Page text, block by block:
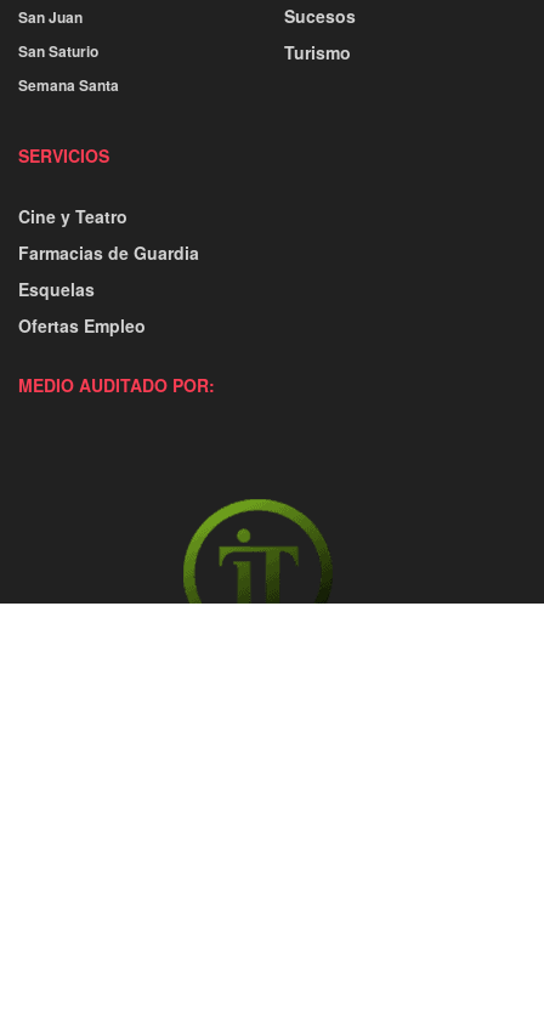
San Juan
San Saturio
Semana Santa
Sucesos
Turismo
SERVICIOS
Cine y Teatro
Farmacias de Guardia
Esquelas
Ofertas Empleo
MEDIO AUDITADO POR: